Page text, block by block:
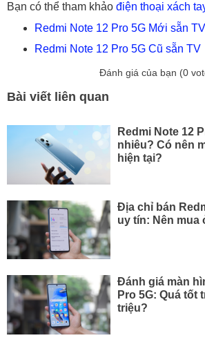
Bạn có thể tham khảo điện thoại xách
Redmi Note 12 Pro 5G Mới sẵn TV
Redmi Note 12 Pro 5G Cũ sẵn TV
Đánh giá của bạn (0
Bài viết liên quan
Redmi Note 12
nhiêu? Có nên
hiện tại?
Địa chỉ bán
uy tín: Nên mua
Đánh giá màn
Pro 5G: Quá tốt
triệu?